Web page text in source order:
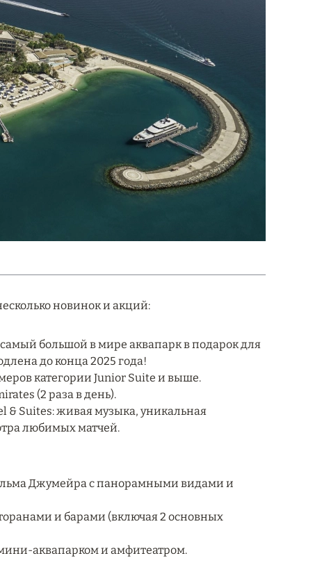
новинок и акций:
большой в мире аквапарк в подарок для
до конца 2025 года!
категории Junior Suite и выше.
(2 раза в день).
& Suites: живая музыка, уникальная
любимых матчей.
Джумейра с панорамными видами и
и барами (включая 2 основных
аквапарком и амфитеатром.